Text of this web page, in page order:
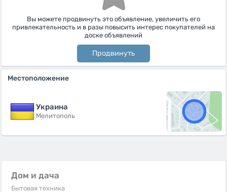
Вы можете продвинуть это объявление, увеличить его
привлекательность и в разы повысить интерес покупателей на
доске объявлений
Продвинуть
Местоположение
Украина
Мелитополь
Дом и дача
Бытовая техника